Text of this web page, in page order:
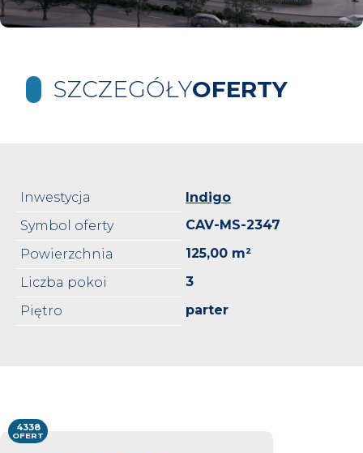
SZCZEGÓŁYOFERTY
Inwestycja
Indigo
Symbol oferty
CAV-MS-2347
Powierzchnia
125,00 m²
Liczba pokoi
3
Piętro
parter
4338
OFERT